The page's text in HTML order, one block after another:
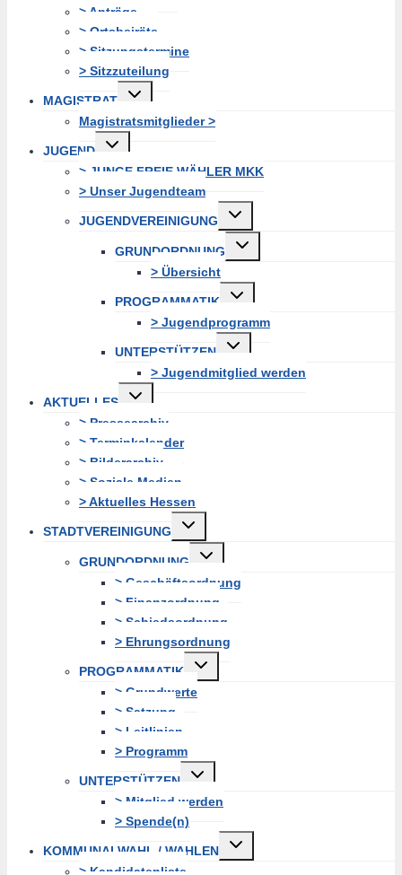
> Anträge
> Ortsbeiräte
> Sitzungstermine
> Sitzzuteilung
MAGISTRAT
Untermenü
erweitern
Magistratsmitglieder >
JUGEND
Untermenü
erweitern
> JUNGE FREIE WÄHLER MKK
> Unser Jugendteam
JUGENDVEREINIGUNG
Untermenü
erweitern
GRUNDORDNUNG
Untermenü
erweitern
> Übersicht
PROGRAMMATIK
Untermenü
erweitern
> Jugendprogramm
UNTERSTÜTZEN
Untermenü
erweitern
> Jugendmitglied werden
AKTUELLES
Untermenü
erweitern
> Pressearchiv
> Terminkalender
> Bilderarchiv
> Soziale Medien
> Aktuelles Hessen
STADTVEREINIGUNG
Untermenü
erweitern
GRUNDORDNUNG
Untermenü
erweitern
> Geschäftsordnung
> Finanzordnung
> Schiedsordnung
> Ehrungsordnung
PROGRAMMATIK
Untermenü
erweitern
> Grundwerte
> Satzung
> Leitlinien
> Programm
UNTERSTÜTZEN
Untermenü
erweitern
> Mitglied werden
> Spende(n)
KOMMUNALWAHL / WAHLEN
Untermenü
erweitern
> Kandidatenliste